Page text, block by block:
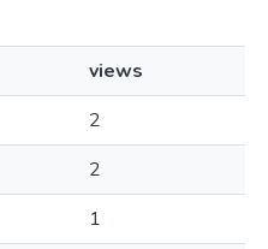
views
2
2
1